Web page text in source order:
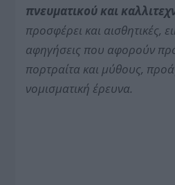
πνευματικού και
προσφέρει και αισθητικές,
αφηγήσεις που αφορούν
πορτραίτα και μύθους,
νομισματική έρευνα.